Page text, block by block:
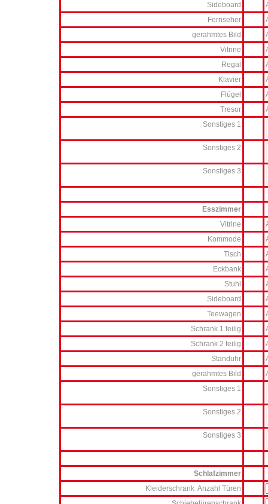
Sideboard
Fernseher
gerahmtes Bild
Vitrine
Regal
Klavier
Flügel
Tresor
Sonstiges 1
Sonstiges 2
Sonstiges 3
Esszimmer
Vitrine
Kommode
Tisch
Eckbank
Stuhl
Sideboard
Teewagen
Schrank 1 teilig
Schrank 2 teilig
Standuhr
gerahmtes Bild
Sonstiges 1
Sonstiges 2
Sonstiges 3
Schlafzimmer
Kleiderschrank Anzahl Türen